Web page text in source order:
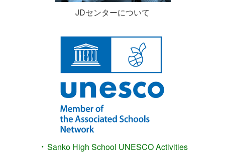
JDセンターについて
・ Sanko High School UNESCO Activities